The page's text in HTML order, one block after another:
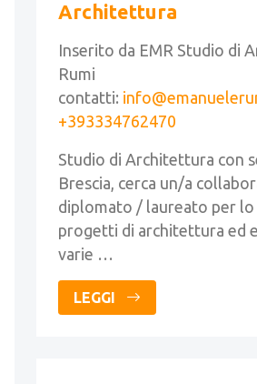
Architettura
Inserito da EMR Studio di
Rumi
contatti:
+393334762470
Studio di Architettura con
Brescia, cerca un/a
diplomato / laureato per lo
progetti di architettura ed
varie …
LEGGI